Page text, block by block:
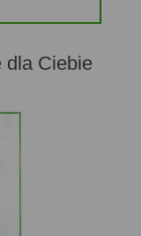
dla Ciebie